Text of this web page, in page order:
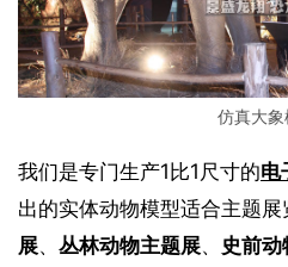
仿真大象
我们是专门生产1比1尺寸的电
出的实体动物模型适合主题展
展、 丛林动物主题展、 史前